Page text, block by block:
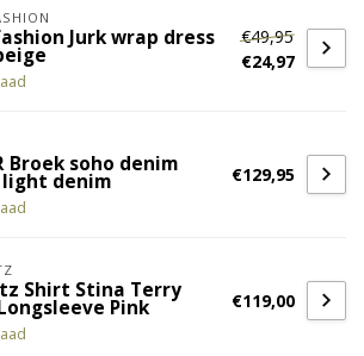
Jurk wrap dress
€49,95
€24,97
Broek soho denim
denim €129,95
Shirt Stina Terry
Pink €119,00